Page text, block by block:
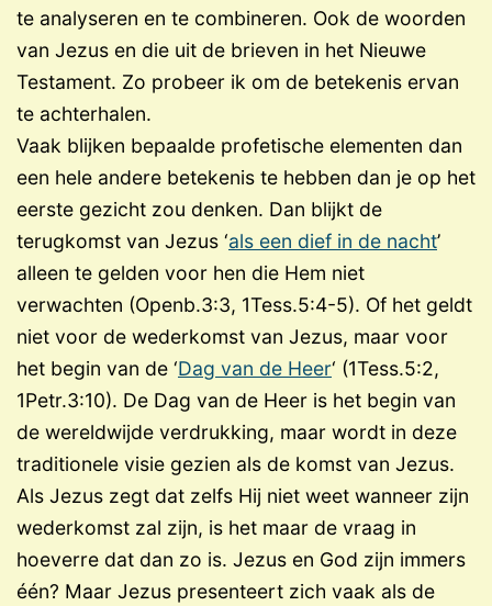
te analyseren en te combineren. Ook de woorden
van Jezus en die uit de brieven in het Nieuwe
Testament. Zo probeer ik om de betekenis ervan
te achterhalen.
Vaak blijken bepaalde profetische elementen dan
een hele andere betekenis te hebben dan je op het
eerste gezicht zou denken. Dan blijkt de
terugkomst van Jezus ‘als een dief in de nacht’
alleen te gelden voor hen die Hem niet
verwachten (Openb.3:3, 1Tess.5:4-5). Of het geldt
niet voor de wederkomst van Jezus, maar voor
het begin van de ‘Dag van de Heer‘ (1Tess.5:2,
1Petr.3:10). De Dag van de Heer is het begin van
de wereldwijde verdrukking, maar wordt in deze
traditionele visie gezien als de komst van Jezus.
Als Jezus zegt dat zelfs Hij niet weet wanneer zijn
wederkomst zal zijn, is het maar de vraag in
hoeverre dat dan zo is. Jezus en God zijn immers
één? Maar Jezus presenteert zich vaak als de